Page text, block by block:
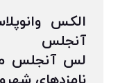
الکس
آنجلس
لس آنجلس